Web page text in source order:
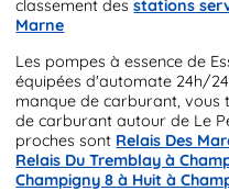
classement desstations
Marne
Les pompes à essence de
équipées d'automate 24h/
manque de carburant,
de carburant autour de Le
proches sont Relais Des
Relais Du Tremblay à
Champigny 8 à Huit à